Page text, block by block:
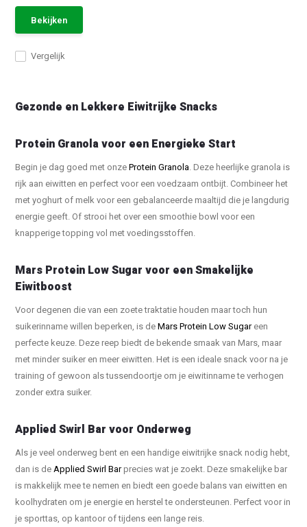
Vergelijk
Bekijken
Gezonde en Lekkere Eiwitrijke Snacks
Protein Granola voor een Energieke Start
Begin je dag goed met onzeProtein Granola. Deze heerlijke granola is
rijk aan eiwitten en perfect voor een voedzaam ontbijt. Combineer het
met yoghurt of melk voor een gebalanceerde maaltijd die je langdurig
energie geeft. Of strooi het over een smoothie bowl voor een
knapperige topping vol met voedingsstoffen.
Mars Protein Low Sugar voor een Smakelijke
Eiwitboost
Voor degenen die van een zoete traktatie houden maar toch hun
suikerinname willen beperken, is deMars Protein Low Sugareen
perfecte keuze. Deze reep biedt de bekende smaak van Mars, maar
met minder suiker en meer eiwitten. Het is een ideale snack voor na je
training of gewoon als tussendoortje om je eiwitinname te verhogen
zonder extra suiker.
Applied Swirl Bar voor Onderweg
Als je veel onderweg bent en een handige eiwitrijke snack nodig hebt,
dan is deApplied Swirl Barprecies wat je zoekt. Deze smakelijke bar
is makkelijk mee te nemen en biedt een goede balans van eiwitten en
koolhydraten om je energie en herstel te ondersteunen. Perfect voor in
je sporttas, op kantoor of tijdens een lange reis.